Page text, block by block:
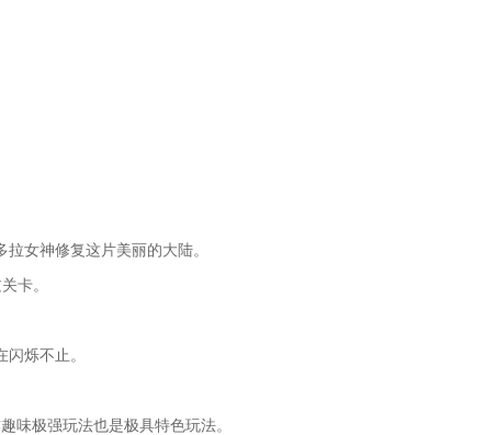
女神修复这片美丽的大陆。
卡。
烁不止。
味极强玩法也是极具特色玩法。